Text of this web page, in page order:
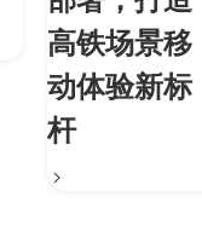
高铁场景移
动体验新标
杆